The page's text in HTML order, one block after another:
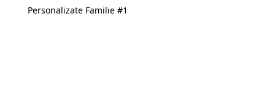
Personalizate Familie #1